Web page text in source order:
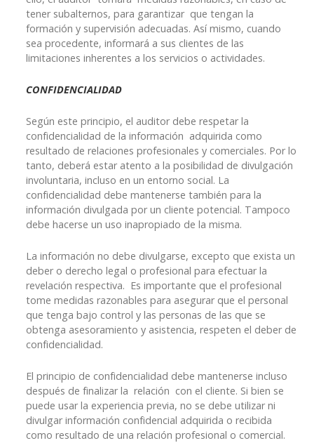
tener subalternos, para garantizar que tengan la
formación y supervisión adecuadas. Así mismo, cuando
sea procedente, informará a sus clientes de las
limitaciones inherentes a los servicios o actividades.
CONFIDENCIALIDAD
Según este principio, el auditor debe respetar la
confidencialidad de la información adquirida como
resultado de relaciones profesionales y comerciales. Por lo
tanto, deberá estar atento a la posibilidad de divulgación
involuntaria, incluso en un entorno social. La
confidencialidad debe mantenerse también para la
información divulgada por un cliente potencial. Tampoco
debe hacerse un uso inapropiado de la misma.
La información no debe divulgarse, excepto que exista un
deber o derecho legal o profesional para efectuar la
revelación respectiva. Es importante que el profesional
tome medidas razonables para asegurar que el personal
que tenga bajo control y las personas de las que se
obtenga asesoramiento y asistencia, respeten el deber de
confidencialidad.
El principio de confidencialidad debe mantenerse incluso
después de finalizar la relación con el cliente. Si bien se
puede usar la experiencia previa, no se debe utilizar ni
divulgar información confidencial adquirida o recibida
como resultado de una relación profesional o comercial.